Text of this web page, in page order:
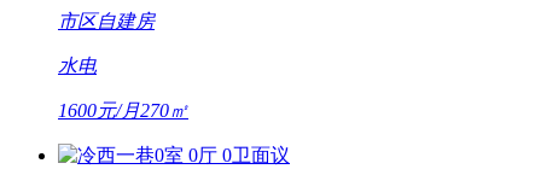
市区自建房
水电
1600元/月270㎡